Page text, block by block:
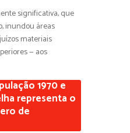
significativa, que
inundou áreas
materiais
— aos
1970 e
representa o
de